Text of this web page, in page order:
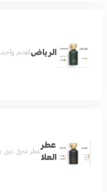
الرياضأفخم
عطر
العلا
عطر شرقي غني